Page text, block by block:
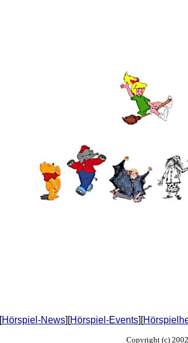
[Hörspiel-News][Hörspiel-Events][
Copyright (c)